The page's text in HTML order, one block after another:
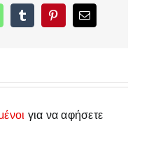
TumblrPinterestEmail
για να αφήσετε